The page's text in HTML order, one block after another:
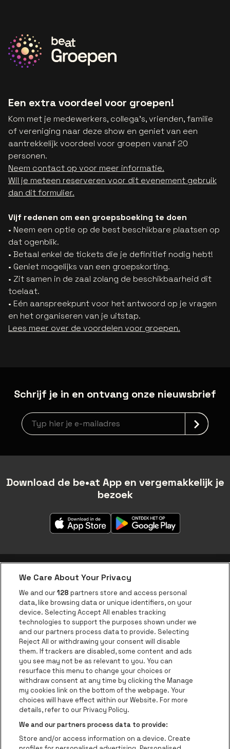
Een extra voordeel voor groepen!
Kom met je medewerkers, collega's, vrienden, familie
of vereniging naar deze show en geniet van een
aantrekkelijk voordeel voor groepen vanaf 20
personen.
Neem contact op voor meer informatie.
Wil je meteen reserveren voor dit evenement gebruik
dan dit formulier.
Vijf redenen om een groepsboeking te doen
• Neem een optie op de best beschikbare plaatsen op
dat ogenblik.
• Betaal enkel de tickets die je definitief nodig hebt!
• Geniet mogelijks van een groepskorting.
• Zit samen in de zaal zolang de beschikbaarheid dit
toelaat.
• Eén aanspreekpunt voor het antwoord op je vragen
en het organiseren van je uitstap.
Lees meer over de voordelen voor groepen.
Schrijf je in en ontvang onze nieuwsbrief
Nieuwsbrief aanmelding
Download de be•at App en vergemakkelijk je
bezoek
be•at app
be•at Corporate
be•at Business
Groepen
Helpcenter
Contact
Instagram
Facebook
Threads
TiktokYoutube
Be•at Tickets is een deel van be•at
be•at Tickets
Schijnpoortweg 119, 2170 Antwerpen
Be-At Venues
We Care About Your Privacy
We and our128 partners store and access personal
data, like browsing data or unique identifiers, on your
device. Selecting Accept All enables tracking
technologies to support the purposes shown under we
and our partners process data to provide. Selecting
Reject All or withdrawing your consent will disable
them. If trackers are disabled, some content and ads
you see may not be as relevant to you. You can
resurface this menu to change your choices or
withdraw consent at any time by clicking the Manage
my cookies link on the bottom of the webpage. Your
choices will have effect within our Website. For more
details, refer to our Privacy Policy.
We and our partners process data to provide:
Store and/or access information on a device. Create